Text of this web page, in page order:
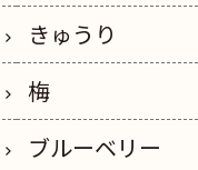
きゅうり
梅
ブルーベリー